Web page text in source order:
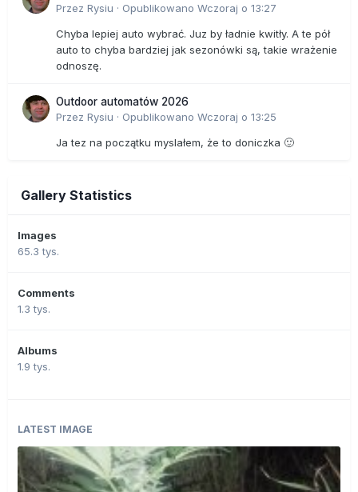
Przez Rysiu · Opublikowano Wczoraj o 13:27
Chyba lepiej auto wybrać. Juz by ładnie kwitły. A te pół
auto to chyba bardziej jak sezonówki są, takie wrażenie
odnoszę.
Outdoor automatów 2026
Przez Rysiu · Opublikowano Wczoraj o 13:25
Ja tez na początku myslałem, że to doniczka 🙂
Gallery Statistics
Images
65.3 tys.
Comments
1.3 tys.
Albums
1.9 tys.
LATEST IMAGE